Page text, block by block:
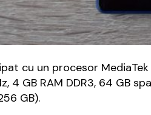
cu un procesor
4 GB RAM DDR3, 64 GB
GB).